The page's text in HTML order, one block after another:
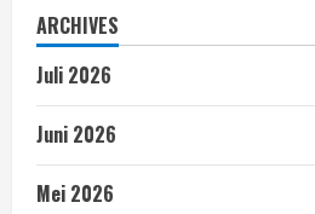
ARCHIVES
Juli 2026
Juni 2026
Mei 2026